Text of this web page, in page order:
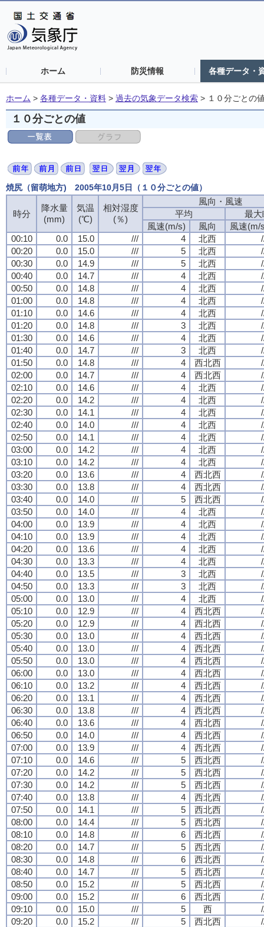
ホーム 防災情報 各種データ・
ホーム > 各種データ・資料 > 過去の気象データ検索 > １０分ごとの
１０分ごとの値
焼尻（留萌地方) 2005年10月5日（１０分ごとの値）
時分
降水量
(mm)
気温
(℃)
相対湿度
(％)
風向・風速
平均
最大
風速(m/s)
風向
風速(m/
00:10
0.0 15.0 /// 4 北西
00:20
0.0 15.0 /// 5 北西
00:30
0.0 14.9 /// 5 北西
00:40
0.0 14.7 /// 4 北西
00:50
0.0 14.8 /// 4 北西
01:00
0.0 14.8 /// 4 北西
01:10
0.0 14.6 /// 4 北西
01:20
0.0 14.8 /// 3 北西
01:30
0.0 14.6 /// 4 北西
01:40
0.0 14.7 /// 3 北西
01:50
0.0 14.8 /// 4 西北西
02:00
0.0 14.7 /// 4 西北西
02:10
0.0 14.6 /// 4 北西
02:20
0.0 14.2 /// 4 北西
02:30
0.0 14.1 /// 4 北西
02:40
0.0 14.0 /// 4 北西
02:50
0.0 14.1 /// 4 北西
03:00
0.0 14.2 /// 4 北西
03:10
0.0 14.2 /// 4 北西
03:20
0.0 13.6 /// 4 西北西
03:30
0.0 13.8 /// 4 西北西
03:40
0.0 14.0 /// 5 西北西
03:50
0.0 14.0 /// 4 北西
04:00
0.0 13.9 /// 4 北西
04:10
0.0 13.9 /// 4 北西
04:20
0.0 13.6 /// 4 北西
04:30
0.0 13.3 /// 4 北西
04:40
0.0 13.5 /// 3 北西
04:50
0.0 13.3 /// 3 北西
05:00
0.0 13.0 /// 4 北西
05:10
0.0 12.9 /// 4 西北西
05:20
0.0 12.9 /// 4 西北西
05:30
0.0 13.0 /// 4 西北西
05:40
0.0 13.0 /// 4 西北西
05:50
0.0 13.0 /// 4 西北西
06:00
0.0 13.0 /// 4 西北西
06:10
0.0 13.2 /// 4 西北西
06:20
0.0 13.1 /// 4 西北西
06:30
0.0 13.8 /// 4 西北西
06:40
0.0 13.6 /// 4 西北西
06:50
0.0 14.0 /// 4 西北西
07:00
0.0 13.9 /// 4 西北西
07:10
0.0 14.6 /// 5 西北西
07:20
0.0 14.2 /// 5 西北西
07:30
0.0 14.2 /// 5 西北西
07:40
0.0 13.8 /// 4 西北西
07:50
0.0 14.1 /// 5 西北西
08:00
0.0 14.4 /// 5 西北西
08:10
0.0 14.8 /// 6 西北西
08:20
0.0 14.7 /// 5 西北西
08:30
0.0 14.8 /// 6 西北西
08:40
0.0 14.7 /// 5 西北西
08:50
0.0 15.2 /// 5 西北西
09:00
0.0 15.2 /// 6 西北西
09:10
0.0 15.0 /// 5 西
09:20
0.0 15.2 /// 5 西北西